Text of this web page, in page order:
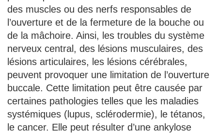
des muscles ou des nerfs responsables de
l’ouverture et de la fermeture de la bouche ou
de la mâchoire. Ainsi, les troubles du système
nerveux central, des lésions musculaires, des
lésions articulaires, les lésions cérébrales,
peuvent provoquer une limitation de l’ouverture
buccale. Cette limitation peut être causée par
certaines pathologies telles que les maladies
systémiques (lupus, sclérodermie), le tétanos,
le cancer. Elle peut résulter d’une ankylose